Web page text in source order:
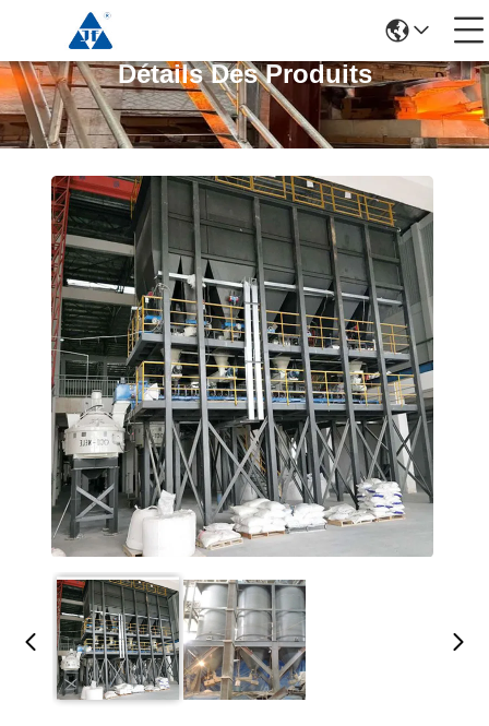
Détails Des Produits